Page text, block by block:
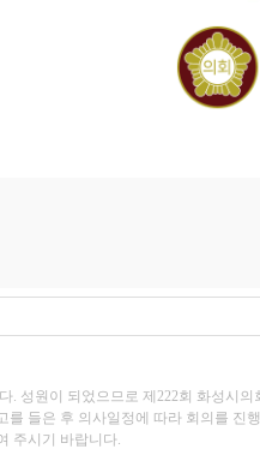
. 성원이 되었으므로 제222회 화성시
를 들은 후 의사일정에 따라 회의를 진
주시기 바랍니다.